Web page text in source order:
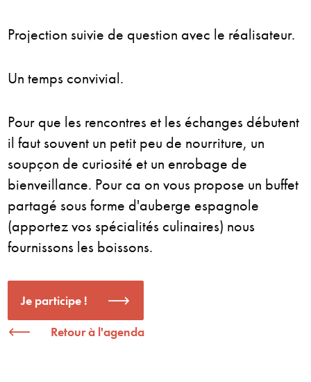
Projection suivie de question avec le réalisateur.
Un temps convivial.
Pour que les rencontres et les échanges débutent
il faut souvent un petit peu de nourriture, un
soupçon de curiosité et un enrobage de
bienveillance. Pour ca on vous propose un buffet
partagé sous forme d'auberge espagnole
(apportez vos spécialités culinaires) nous
fournissons les boissons.
Je participe !
Retour à l'agenda